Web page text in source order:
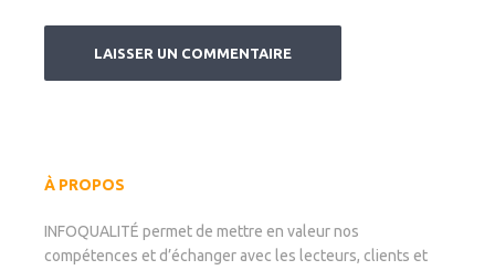
À PROPOS
INFOQUALITÉ permet de mettre en valeur nos
compétences et d’échanger avec les lecteurs, clients et